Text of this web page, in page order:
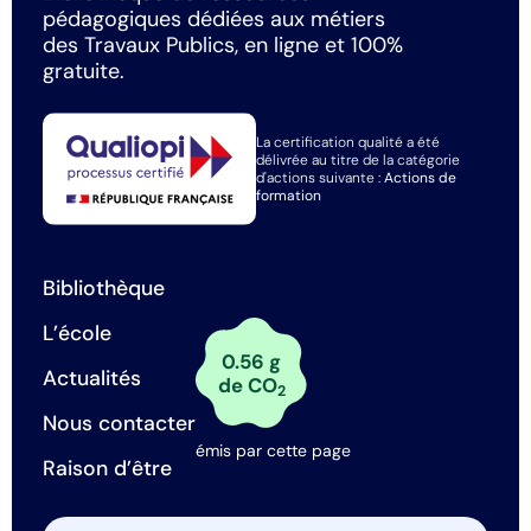
pédagogiques dédiées aux métiers
des Travaux Publics, en ligne et 100%
gratuite.
La certification qualité a été
délivrée au titre de la catégorie
d'actions suivante :Actions de
formation
Bibliothèque
L’école
Actualités
Nous contacter
Raison d’être
0.56 g
de CO2
émis par cette page